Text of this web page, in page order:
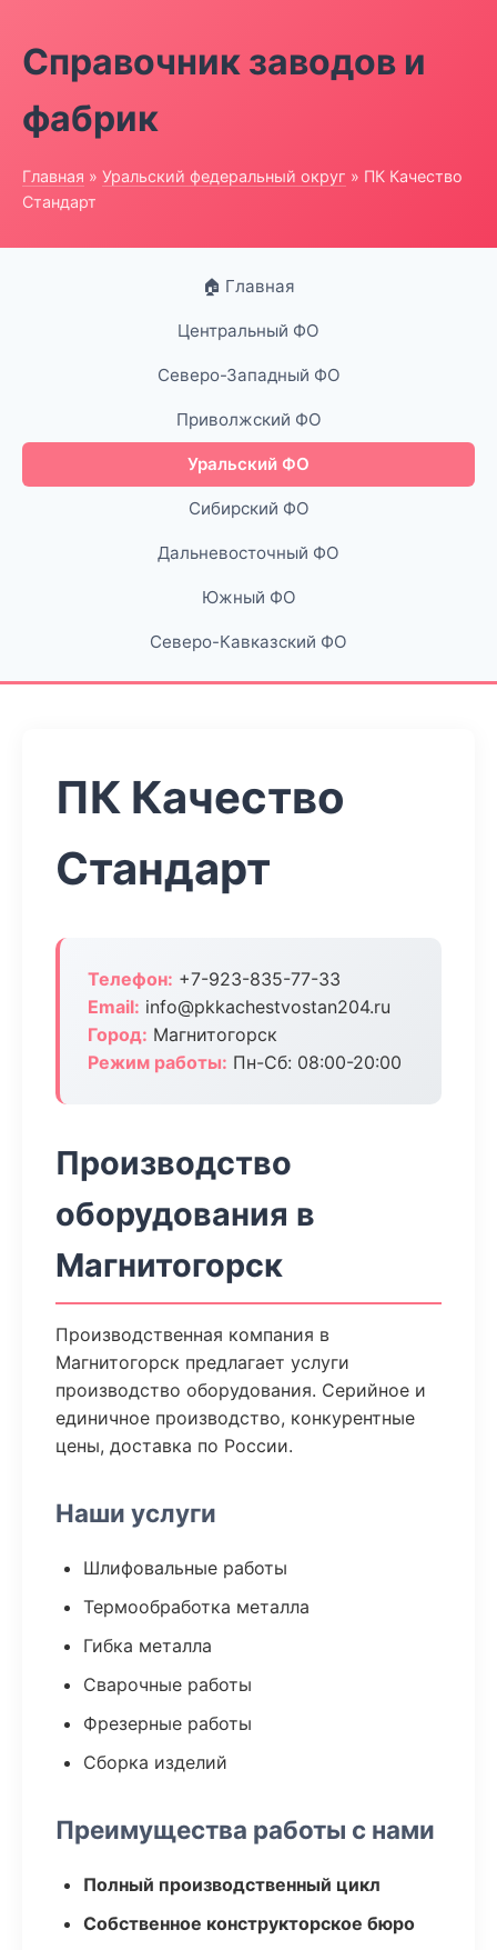
Справочник заводов и
фабрик
Главная » Уральский федеральный округ » ПК Качество
Стандарт
🏠 Главная
Центральный ФО
Северо-Западный ФО
Приволжский ФО
Уральский ФО
Сибирский ФО
Дальневосточный ФО
Южный ФО
Северо-Кавказский ФО
ПК Качество
Стандарт
Телефон: +7-923-835-77-33
Email: info@pkkachestvostan204.ru
Город: Магнитогорск
Режим работы: Пн-Сб: 08:00-20:00
Производство
оборудования в
Магнитогорск
Производственная компания в
Магнитогорск предлагает услуги
производство оборудования. Серийное и
единичное производство, конкурентные
цены, доставка по России.
Наши услуги
Шлифовальные работы
Термообработка металла
Гибка металла
Сварочные работы
Фрезерные работы
Сборка изделий
Преимущества работы с нами
Полный производственный цикл
Собственное конструкторское бюро